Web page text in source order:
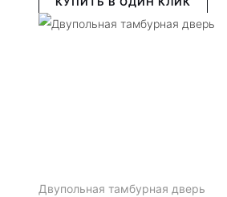
Двупольная тамбурная дверь